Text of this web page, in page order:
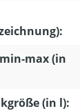
max (in
(in l):